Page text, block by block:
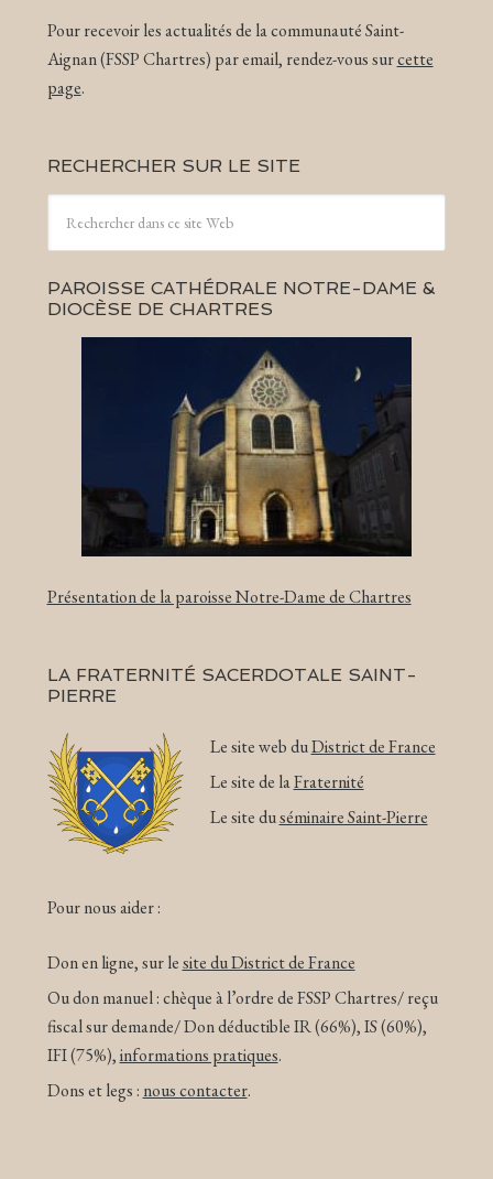
Pour recevoir les actualités de la communauté Saint-
Aignan (FSSP Chartres) par email, rendez-vous surcette
page.
RECHERCHER SUR LE SITE
PAROISSE CATHÉDRALE NOTRE-DAME &
DIOCÈSE DE CHARTRES
Présentation de la paroisse Notre-Dame de Chartres
LA FRATERNITÉ SACERDOTALE SAINT-
PIERRE
Le site web duDistrict de France
Le site de laFraternité
Le site duséminaire Saint-Pierre
Pour nous aider :
Don en ligne, sur lesite du District de France
Ou don manuel : chèque à l’ordre de FSSP Chartres/ reçu
fiscal sur demande/ Don déductible IR (66%), IS (60%),
IFI (75%),informations pratiques.
Dons et legs : nous contacter.